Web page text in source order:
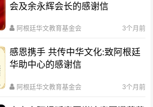
会及余永辉会长的感谢信
阿根廷华文教育基金会 3个月前
感恩携手 共传中华文化:致阿根廷
华助中心的感谢信
阿根廷华文教育基金会 3个月前